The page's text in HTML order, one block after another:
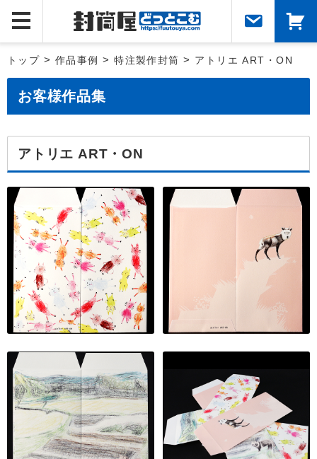
トップ > 作品事例 >特注製作封筒 > アトリエ ART・ON
お客様作品集
アトリエ ART・ON